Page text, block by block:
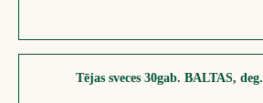
Tējas sveces 30gab. BALTAS,